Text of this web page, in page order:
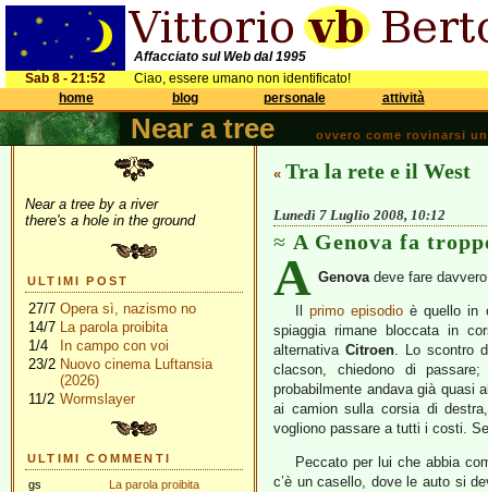
Affacciato sul Web dal 1995
Sab 8 - 21:52
Ciao, essere umano non identificato!
home
blog personale attività
Near a tree ovvero come rovinarsi
Near a tree by a river
there's a hole in the ground
ULTIMI POST
27/7 Opera sì, nazismo no
14/7 La parola proibita
1/4
In campo con voi
23/2 Nuovo cinema Luftansia
(2026)
11/2 Wormslayer
ULTIMI COMMENTI
gs
La parola proibita
« Tra la rete e il West
Lunedì 7 Luglio 2008, 10:12
A Genova fa
A Genovadeve fare
primo episodioè quello in
spiaggia rimane bloccata in
alternativa Citroen. Lo scontro
clacson, chiedono di
probabilmente andava già quasi
ai camion sulla corsia di
vogliono passare a tutti i costi.
Peccato per lui che abbia
c’è un casello, dove le auto si